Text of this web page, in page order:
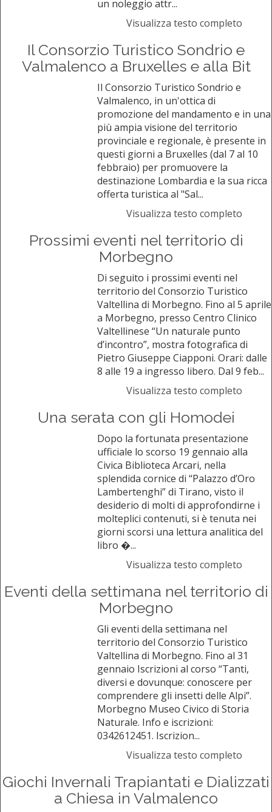
un noleggio attr...
Visualizza testo completo
Il Consorzio Turistico Sondrio e
Valmalenco a Bruxelles e alla Bit
Il Consorzio Turistico Sondrio e
Valmalenco, in un'ottica di
promozione del mandamento e in una
più ampia visione del territorio
provinciale e regionale, è presente in
questi giorni a Bruxelles (dal 7 al 10
febbraio) per promuovere la
destinazione Lombardia e la sua ricca
offerta turistica al "Sal...
Visualizza testo completo
Prossimi eventi nel territorio di
Morbegno
Di seguito i prossimi eventi nel
territorio del Consorzio Turistico
Valtellina di Morbegno. Fino al 5 aprile
a Morbegno, presso Centro Clinico
Valtellinese “Un naturale punto
d’incontro”, mostra fotografica di
Pietro Giuseppe Ciapponi. Orari: dalle
8 alle 19 a ingresso libero. Dal 9 feb...
Visualizza testo completo
Una serata con gli Homodei
Dopo la fortunata presentazione
ufficiale lo scorso 19 gennaio alla
Civica Biblioteca Arcari, nella
splendida cornice di “Palazzo d’Oro
Lambertenghi” di Tirano, visto il
desiderio di molti di approfondirne i
molteplici contenuti, si è tenuta nei
giorni scorsi una lettura analitica del
libro �...
Visualizza testo completo
Eventi della settimana nel territorio di
Morbegno
Gli eventi della settimana nel
territorio del Consorzio Turistico
Valtellina di Morbegno. Fino al 31
gennaio Iscrizioni al corso “Tanti,
diversi e dovunque: conoscere per
comprendere gli insetti delle Alpi”.
Morbegno Museo Civico di Storia
Naturale. Info e iscrizioni:
0342612451. Iscrizion...
Visualizza testo completo
Giochi Invernali Trapiantati e Dializzati
a Chiesa in Valmalenco